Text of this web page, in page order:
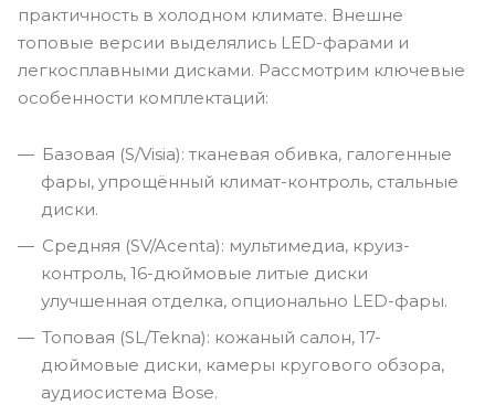
практичность в холодном климате. Внешне
топовые версии выделялись LED-фарами и
легкосплавными дисками. Рассмотрим ключевые
особенности комплектаций:
Базовая (S/Visia): тканевая обивка, галогенные
фары, упрощённый климат-контроль, стальные
диски.
Средняя (SV/Acenta): мультимедиа, круиз-
контроль, 16-дюймовые литые диски
улучшенная отделка, опционально LED-фары.
Топовая (SL/Tekna): кожаный салон, 17-
дюймовые диски, камеры кругового обзора,
аудиосистема Bose.